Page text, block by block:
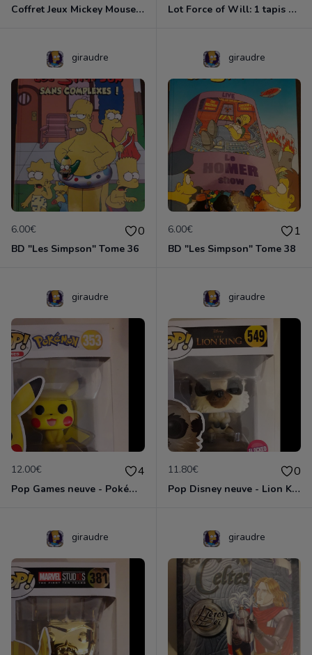
Coffret Jeux Mickey Mouse Retro Edition Lot Force of Will: 1 tapis + 6 boosters + 1 sac en toile
giraudre
6.00€ 0
BD "Les Simpson" Tome 36
giraudre
6.00€ 1
BD "Les Simpson" Tome 38
giraudre
12.00€ 4
Pop Games neuve - Pokémon PIKACHU 353
giraudre
11.80€ 0
Pop Disney neuve - Lion King TIMON Flocked 549
giraudre giraudre